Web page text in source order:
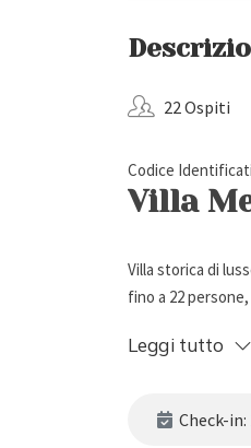
22 Ospiti
Codice
Villa
Villa storica di
fino a 22
Villa Merlaia è
Leggi tutto
Check-in: